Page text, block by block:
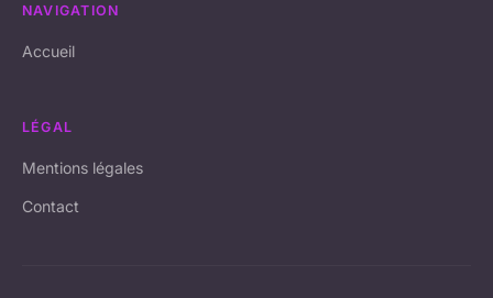
NAVIGATION
Accueil
LÉGAL
Mentions légales
Contact